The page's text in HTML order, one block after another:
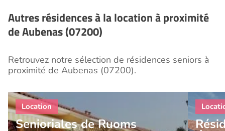
Autres résidences à la location à proximité
de Aubenas (07200)
Retrouvez notre sélection de résidences seniors à
proximité de Aubenas (07200).
Senioriales de Ruoms